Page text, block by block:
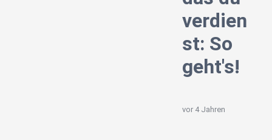
verdien
st: So
geht's!
vor 4 Jahren